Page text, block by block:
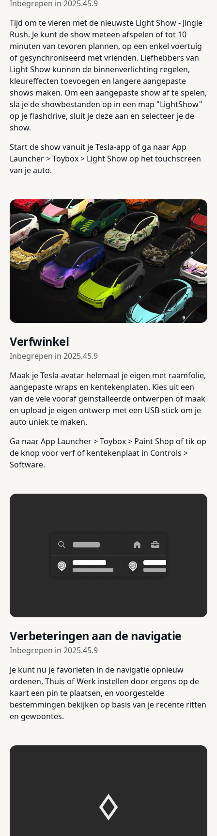
Inbegrepen in 2025.45.9
Tijd om te vieren met de nieuwste Light Show - Jingle
Rush. Je kunt de show meteen afspelen of tot 10
minuten van tevoren plannen, op een enkel voertuig
of gesynchroniseerd met vrienden. Liefhebbers van
Light Show kunnen de binnenverlichting regelen,
kleureffecten toevoegen en langere aangepaste
shows maken. Om een aangepaste show af te spelen,
sla je de showbestanden op in een map "LightShow"
op je flashdrive, sluit je deze aan en selecteer je de
show.
Start de show vanuit je Tesla-app of ga naar App
Launcher > Toybox > Light Show op het touchscreen
van je auto.
Verfwinkel
Inbegrepen in 2025.45.9
Maak je Tesla-avatar helemaal je eigen met raamfolie,
aangepaste wraps en kentekenplaten. Kies uit een
van de vele vooraf geïnstalleerde ontwerpen of maak
en upload je eigen ontwerp met een USB-stick om je
auto uniek te maken.
Ga naar App Launcher > Toybox > Paint Shop of tik op
de knop voor verf of kentekenplaat in Controls >
Software.
Verbeteringen aan de navigatie
Inbegrepen in 2025.45.9
Je kunt nu je favorieten in de navigatie opnieuw
ordenen, Thuis of Werk instellen door ergens op de
kaart een pin te plaatsen, en voorgestelde
bestemmingen bekijken op basis van je recente ritten
en gewoontes.